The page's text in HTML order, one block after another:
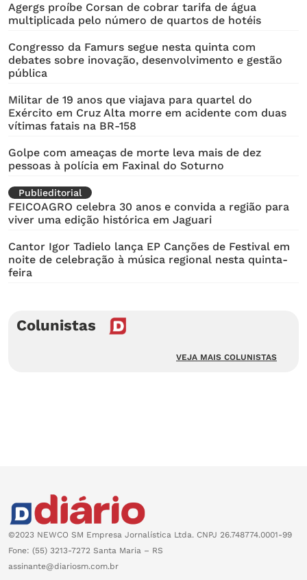
Agergs proíbe Corsan de cobrar tarifa de água
multiplicada pelo número de quartos de hotéis
Congresso da Famurs segue nesta quinta com
debates sobre inovação, desenvolvimento e gestão
pública
Militar de 19 anos que viajava para quartel do
Exército em Cruz Alta morre em acidente com duas
vítimas fatais na BR-158
Golpe com ameaças de morte leva mais de dez
pessoas à polícia em Faxinal do Soturno
Publieditorial
FEICOAGRO celebra 30 anos e convida a região para
viver uma edição histórica em Jaguari
Cantor Igor Tadielo lança EP Canções de Festival em
noite de celebração à música regional nesta quinta-
feira
Colunistas
VEJA MAIS COLUNISTAS
©2023 NEWCO SM Empresa Jornalística Ltda. CNPJ 26.748774.0001-99
Fone: (55) 3213-7272 Santa Maria – RS
assinante@diariosm.com.br